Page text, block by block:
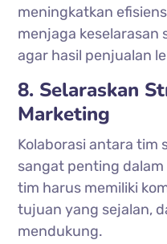
meningkatkan
menjaga
agar hasil penjualan
8. Selaraskan
Marketing
Kolaborasi antara tim
sangat penting
tim harus memiliki
tujuan yang sejalan,
mendukung.